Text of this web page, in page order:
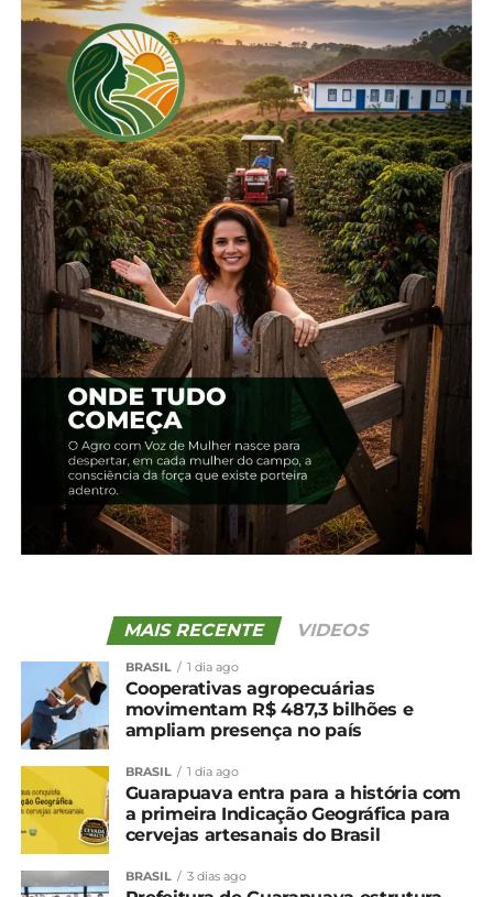
Compartilhe isso:
Facebook 18+
MAIS RECENTE VIDEOS
BRASIL 1 dia ago
Cooperativas agropecuárias
movimentam R$ 487,3 bilhões e
ampliam presença no país
BRASIL 1 dia ago
Guarapuava entra para a história com
a primeira Indicação Geográfica para
cervejas artesanais do Brasil
BRASIL 3 dias ago